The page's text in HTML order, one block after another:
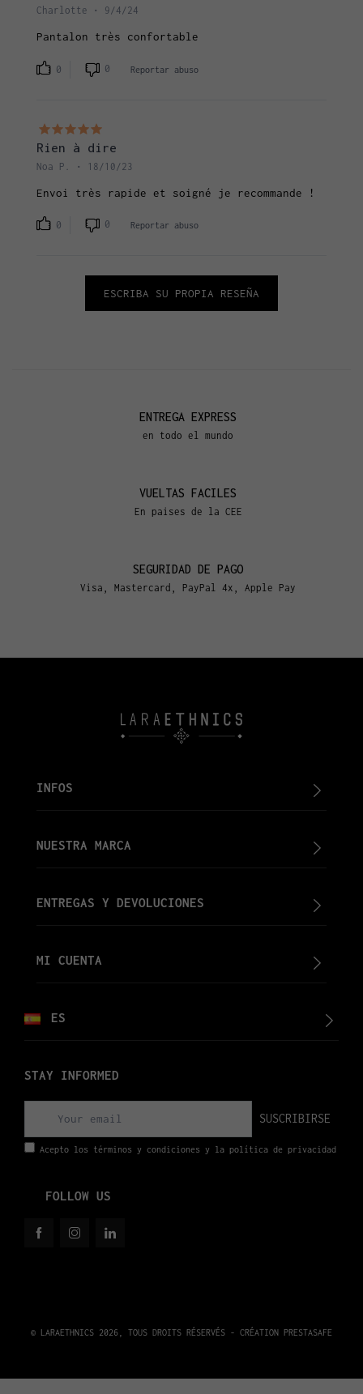
Charlotte • 9/4/24
Pantalon très confortable
0 0 Reportar abuso
Rien à dire
Noa P. • 18/10/23
Envoi très rapide et soigné je recommande !
0 0 Reportar abuso
ESCRIBA SU PROPIA RESEÑA
ENTREGA EXPRESS
en todo el mundo
VUELTAS FACILES
En paises de la CEE
SEGURIDAD DE PAGO
Visa, Mastercard, PayPal 4x, Apple Pay
INFOS
NUESTRA MARCA
ENTREGAS Y DEVOLUCIONES
MI CUENTA
ES
STAY INFORMED
SUSCRIBIRSE
Acepto los términos y condiciones y la política de privacidad
FOLLOW US
© LARAETHNICS 2026, TOUS DROITS RÉSERVÉS - CRÉATION PRESTASAFE